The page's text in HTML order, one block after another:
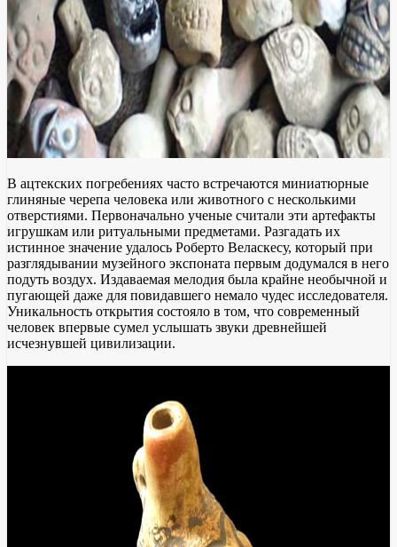
В ацтекских погребениях часто встречаются миниатюрные
глиняные черепа человека или животного с несколькими
отверстиями. Первоначально ученые считали эти артефакты
игрушкам или ритуальными предметами. Разгадать их
истинное значение удалось Роберто Веласкесу, который при
разглядывании музейного экспоната первым додумался в него
подуть воздух. Издаваемая мелодия была крайне необычной и
пугающей даже для повидавшего немало чудес исследователя.
Уникальность открытия состояло в том, что современный
человек впервые сумел услышать звуки древнейшей
исчезнувшей цивилизации.